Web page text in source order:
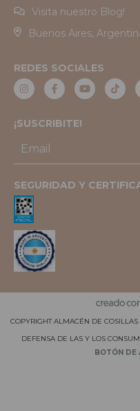
Visita nuestro Blog!
Buenos Aires,
REDES SOCIALES
¡SUSCRIBITE!
SEGURIDAD Y
COPYRIGHT ALMACÉN DE
DEFENSA DE LAS Y LOS
BOTÓN DE